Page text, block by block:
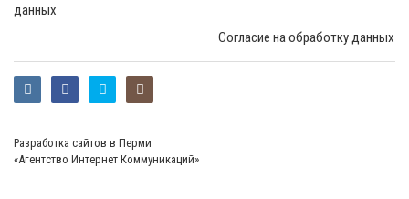
данных
Согласие на обработку данных
Разработка сайтов в Перми
«Агентство Интернет Коммуникаций»